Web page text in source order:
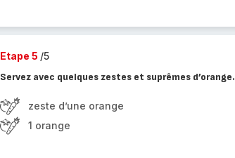
Etape 5 /5
Servez avec quelques zestes et suprêmes d’orange.
zeste d’une orange
1 orange